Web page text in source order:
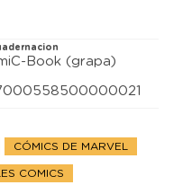
Book (grapa)
CÓMICS DE MARVEL
COMICS